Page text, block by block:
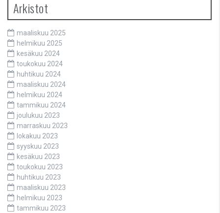
Arkistot
maaliskuu 2025
helmikuu 2025
kesäkuu 2024
toukokuu 2024
huhtikuu 2024
maaliskuu 2024
helmikuu 2024
tammikuu 2024
joulukuu 2023
marraskuu 2023
lokakuu 2023
syyskuu 2023
kesäkuu 2023
toukokuu 2023
huhtikuu 2023
maaliskuu 2023
helmikuu 2023
tammikuu 2023